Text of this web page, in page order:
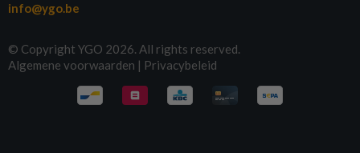
info@ygo.be
© Copyright YGO 2026. All rights reserved.
Algemene voorwaarden | Privacybeleid